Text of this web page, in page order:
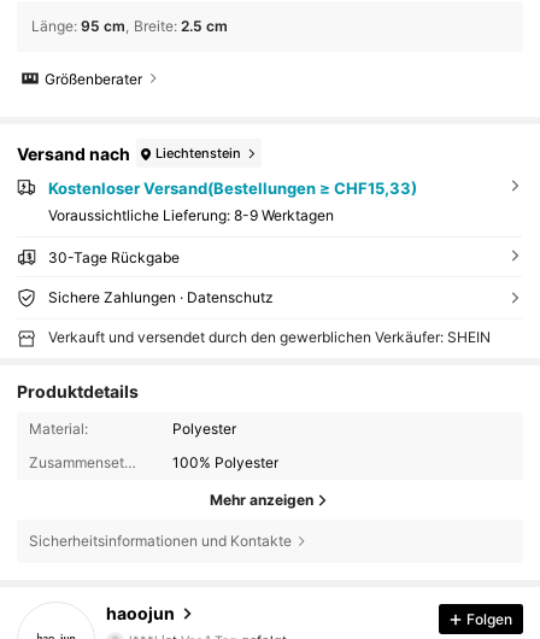
Länge: 95 cm Breite: 2.5 cm
Größenberater
Versand nach Liechtenstein
Kostenloser Versand(Bestellungen ≥ CHF15,33)
Voraussichtliche Lieferung: 8-9 Werktagen
30-Tage Rückgabe
Sichere Zahlungen · Datenschutz
Verkauft und versendet durch den gewerblichen Verkäufer: SHEIN
Produktdetails
Material:
Polyester
Zusammensetzung:
100% Polyester
Mehr anzeigen
Sicherheitsinformationen und Kontakte
haoojun
l***l
Folgen